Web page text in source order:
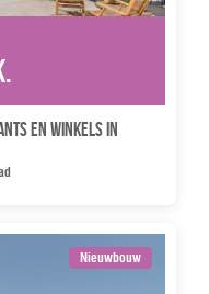
en winkels in
Nieuwbouw